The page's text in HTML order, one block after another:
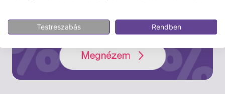
Testreszabás Rendben